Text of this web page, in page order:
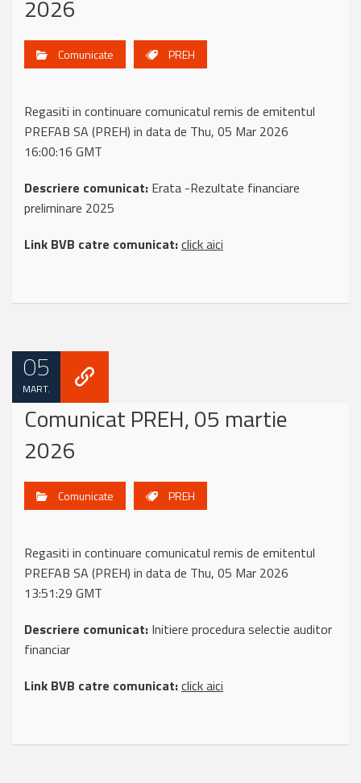
2026
Comunicate PREH
Regasiti in continuare comunicatul remis de emitentul
PREFAB SA (PREH) in data de Thu, 05 Mar 2026
16:00:16 GMT
Descriere comunicat: Erata -Rezultate financiare
preliminare 2025
Link BVB catre comunicat:click aici
05
MART.
Comunicat PREH, 05 martie
2026
Comunicate PREH
Regasiti in continuare comunicatul remis de emitentul
PREFAB SA (PREH) in data de Thu, 05 Mar 2026
13:51:29 GMT
Descriere comunicat: Initiere procedura selectie auditor
financiar
Link BVB catre comunicat:click aici